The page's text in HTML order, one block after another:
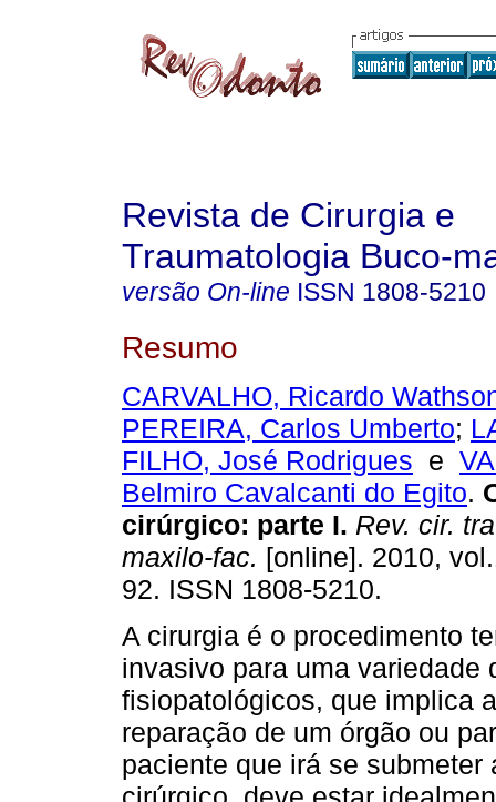
Revista de Cirurgia e
Traumatologia Buco-
versão On-line ISSN 1808-5210
Resumo
CARVALHO, Ricardo
PEREIRA, Carlos Umberto;
FILHO, José Rodrigues e
Belmiro Cavalcanti do Egito.
cirúrgico: parte I. Rev. cir.
maxilo-fac. [online]. 2010,
92. ISSN 1808-5210.
A cirurgia é o procedimento
invasivo para uma variedade
fisiopatológicos, que implica
reparação de um órgão ou
paciente que irá se